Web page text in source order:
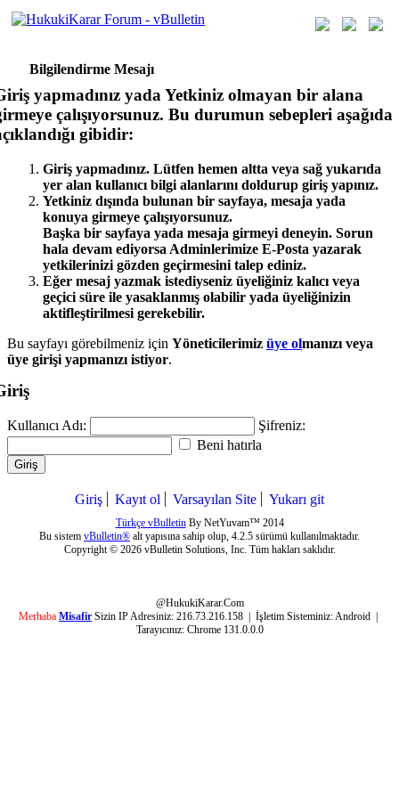
Bilgilendirme Mesajı
yapmadınız yada Yetkiniz olmayan bir alana
çalışıyorsunuz. Bu durumun sebepleri aşağıda
gibidir:
Giriş yapmadınız. Lütfen hemen altta veya sağ yukarıda
yer alan kullanıcı bilgi alanlarını doldurup giriş yapınız.
Yetkiniz dışında bulunan bir sayfaya, mesaja yada
konuya girmeye çalışıyorsunuz.
Başka bir sayfaya yada mesaja girmeyi deneyin. Sorun
hala devam ediyorsa Adminlerimize E-Posta yazarak
yetkilerinizi gözden geçirmesini talep ediniz.
Eğer mesaj yazmak istediyseniz üyeliğiniz kalıcı veya
geçici süre ile yasaklanmış olabilir yada üyeliğinizin
aktifleştirilmesi gerekebilir.
Bu sayfayı görebilmeniz için Yöneticilerimiz üye olmanızı veya
üye girişi yapmanızı istiyor.
Kullanıcı Adı:
Şifreniz:
Beni hatırla
Giriş
Giriş Kayıt ol Varsayılan Site Yukarı git
Türkçe vBulletinBy NetYuvam™ 2014
Bu sistem vBulletin® alt yapısına sahip olup, 4.2.5 sürümü kullanılmaktadır.
Copyright © 2026 vBulletin Solutions, Inc. Tüm hakları saklıdır.
@HukukiKarar.Com
Merhaba Misafir Sizin IP Adresiniz: 216.73.216.158 | İşletim Sisteminiz:Android
Tarayıcınız: Chrome 131.0.0.0